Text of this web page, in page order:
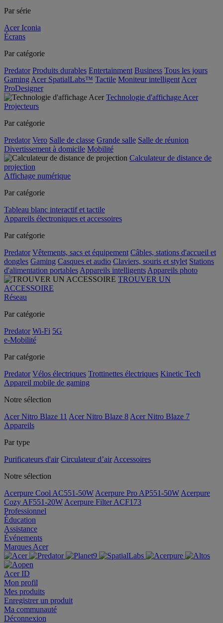
Par série
Acer Iconia
Écrans
Par catégorie
Predator Produits durables Entertainment Business Tous les jours
Gaming Acer SpatialLabs™ Tactile Moniteur intelligent Acer
ProDesigner
Technologie d'affichage Acer
Projecteurs
Par catégorie
Predator Vero Salle de classe Grande salle Salle de réunion
Divertissement à domicile Mobilité
Calculateur de distance de
projection
Affichage numérique
Par catégorie
Tableau blanc interactif et tactile
Appareils électroniques et accessoires
Par catégorie
Predator Vêtements, sacs et équipement Câbles, stations d'accueil et
dongles Gaming Casques et audio Claviers, souris et stylet Stations
d'alimentation portables Appareils intelligents Appareils photo
TROUVER UN
ACCESSOIRE
Réseau
Par catégorie
Predator Wi-Fi 5G
e-Mobilité
Par catégorie
Predator Vélos électriques Trottinettes électriques Kinetic Tech
Appareil mobile de gaming
Notre sélection
Acer Nitro Blaze 11 Acer Nitro Blaze 8 Acer Nitro Blaze 7
Appareils
Par type
Purificateurs d'air Circulateur d’air Accessoires
Notre sélection
Acerpure Cool AC551-50W Acerpure Pro AP551-50W Acerpure
Cozy AF551-20W Acerpure Filter ACF173
Professionnel
Éducation
Assistance
Événements
Marques Acer
Acer ID
Mon profil
Mes produits
Enregistrer un produit
Ma communauté
Déconnexion